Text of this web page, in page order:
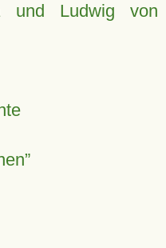
und Ludwig von